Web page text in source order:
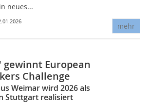
neues...
mehr
gewinnt European
Challenge
Weimar wird 2026 als
Stuttgart realisiert